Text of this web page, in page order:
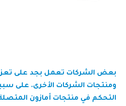
بعض الشركات تعمل بجد على
ومنتجات الشركات الأخرى. على
التحكم في منتجات أمازون